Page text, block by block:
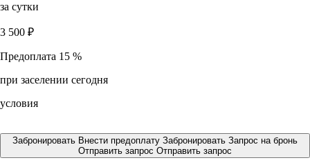
за сутки
3 500 ₽
Предоплата 15 %
при заселении сегодня
условия
Забронировать Внести предоплату Забронировать Запрос на бронь
Отправить запрос Отправить запрос